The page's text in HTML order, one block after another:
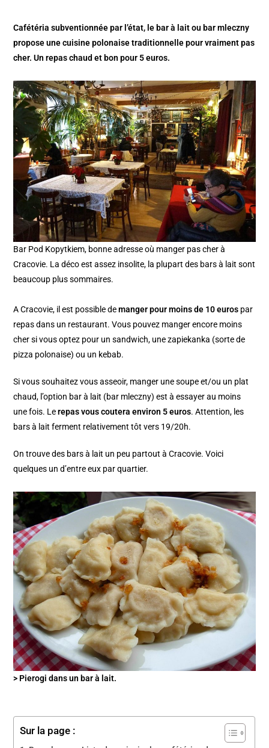
Cafétéria subventionnée par l’état, le bar à lait ou bar mleczny
propose une cuisine polonaise traditionnelle pour vraiment pas
cher. Un repas chaud et bon pour 5 euros.
Bar Pod Kopytkiem, bonne adresse où manger pas cher à
Cracovie. La déco est assez insolite, la plupart des bars à lait sont
beaucoup plus sommaires.
A Cracovie, il est possible demanger pour moins de 10 euros par
repas dans un restaurant. Vous pouvez manger encore moins
cher si vous optez pour un sandwich, une zapiekanka (sorte de
pizza polonaise) ou un kebab.
Si vous souhaitez vous asseoir, manger une soupe et/ou un plat
chaud, l’option bar à lait (bar mleczny) est à essayer au moins
une fois. Lerepas vous coutera environ 5 euros. Attention, les
bars à lait ferment relativement tôt vers 19/20h.
On trouve des bars à lait un peu partout à Cracovie. Voici
quelques un d’entre eux par quartier.
> Pierogi dans un bar à lait.
Sur la page :